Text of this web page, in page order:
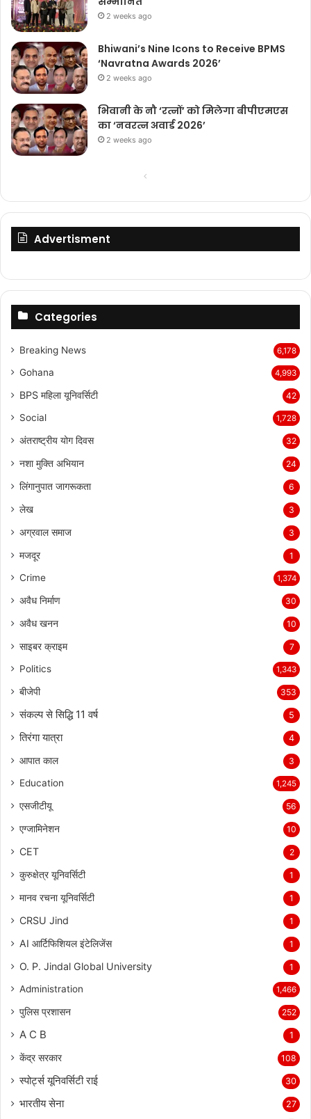
2 weeks ago
Bhiwani’s Nine Icons to Receive BPMS
‘Navratna Awards 2026’
2 weeks ago
भिवानी के नौ ‘रत्नों’ को मिलेगा बीपीएमएस
का ‘नवरत्न अवार्ड 2026’
2 weeks ago
Previous
Advertisment
Categories
Breaking News 6,178
Gohana 4,993
BPS महिला यूनिवर्सिटी 42
Social 1,728
अंतराष्ट्रीय योग दिवस 32
नशा मुक्ति अभियान 24
लिंगानुपात जागरूकता 6
लेख 3
अग्रवाल समाज 3
मजदूर 1
Crime 1,374
अवैध निर्माण 30
अवैध खनन 10
साइबर क्राइम 7
Politics 1,343
बीजेपी 353
संकल्प से सिद्धि 11 वर्ष 5
तिरंगा यात्रा 4
आपात काल 3
Education 1,245
एसजीटीयू 56
एग्जामिनेशन 10
CET 2
कुरुक्षेत्र यूनिवर्सिटी 1
मानव रचना यूनिवर्सिटी 1
CRSU Jind 1
AI आर्टिफिशियल इंटेलिजेंस 1
O. P. Jindal Global University 1
Administration 1,466
पुलिस प्रशासन 252
A C B 1
केंद्र सरकार 108
स्पोर्ट्स यूनिवर्सिटी राई 30
भारतीय सेना 27